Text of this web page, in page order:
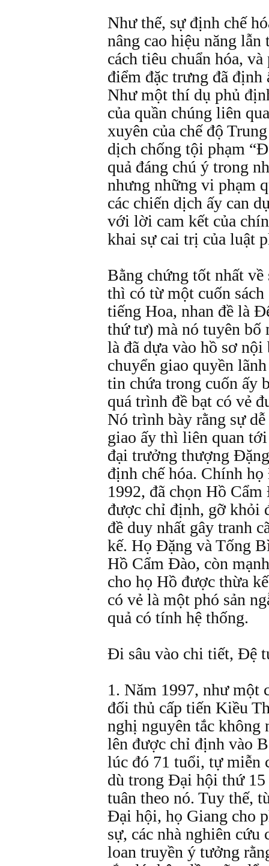
Như thế, sự định chế
nâng cao hiệu năng
cách tiêu chuẩn hóa,
điểm đặc trưng đã định
Như một thí dụ phủ
của quần chúng liên
xuyên của chế độ
dịch chống tội phạm
quả đáng chú ý trong
nhưng những vi phạm
các chiến dịch ấy can
với lời cam kết của
khai sự cai trị của luật
Bằng chứng tốt nhất
thì có từ một cuốn
tiếng Hoa, nhan đề là
thứ tư) mà nó tuyên bố
là đã dựa vào hồ sơ
chuyển giao quyền
tin chứa trong cuốn ấy
quá trình đề bạt có vẻ
Nó trình bày rằng sự
giao ấy thì liên quan
đại trưởng thượng
định chế hóa. Chính
1992, đã chọn Hồ
được chỉ định, gỡ khỏi
đề duy nhất gây tranh
kế. Họ Ðặng và Tống
Hồ Cẩm Ðào, còn
cho họ Hồ được thừa
có vẻ là một phó sản
quả có tính hệ thống.
Ði sâu vào chi tiết, Ðệ
1. Năm 1997, như một
đối thủ cấp tiến Kiều
nghị nguyên tắc
lên được chỉ định vào
lúc đó 71 tuổi, tự miễn
dù trong Đại hội thứ 15
tuân theo nó. Tuy thế,
Ðại hội, họ Giang cho
sự, các nhà nghiên cứu
loan truyền ý tưởng